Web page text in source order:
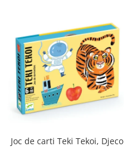
Joc de carti Teki Tekoi, Djeco